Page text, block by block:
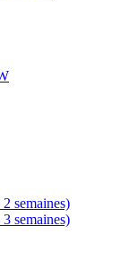
semaines)
semaines)